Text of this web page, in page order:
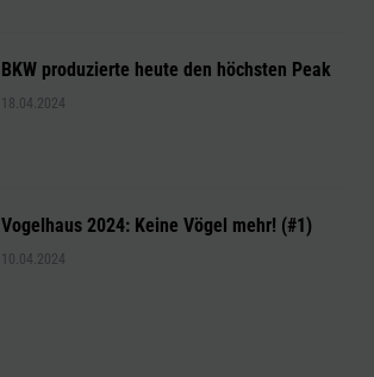
BKW produzierte heute den höchsten Peak
18.04.2024
Vogelhaus 2024: Keine Vögel mehr! (#1)
10.04.2024